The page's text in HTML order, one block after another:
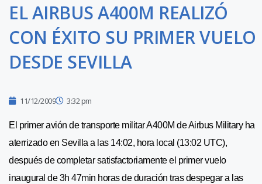
EL AIRBUS A400M REALIZÓ
CON ÉXITO SU PRIMER VUELO
DESDE SEVILLA
11/12/2009 3:32 pm
El primer avión de transporte militar A400M de Airbus Military ha
aterrizado en Sevilla a las 14:02, hora local (13:02 UTC),
después de completar satisfactoriamente el primer vuelo
inaugural de 3h 47min horas de duración tras despegar a las